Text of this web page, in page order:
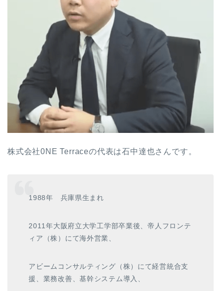
株式会社0NE Terraceの代表は石中達也さんです。
1988年 兵庫県生まれ
2011年大阪府立大学工学部卒業後、帝人フロンテ
ィア（株）にて海外営業、
アビームコンサルティング（株）にて経営統合支
援、業務改善、基幹システム導入、